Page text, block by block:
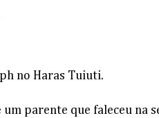
no Haras Tuiuti.
parente que faleceu na